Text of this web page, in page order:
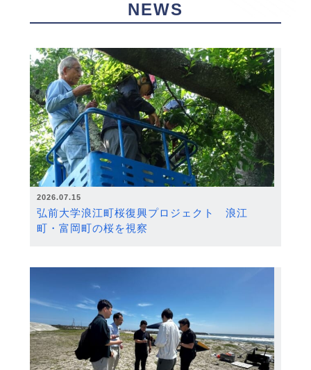
NEWS
2026.07.15
弘前大学浪江町桜復興プロジェクト 浪江
町・富岡町の桜を視察